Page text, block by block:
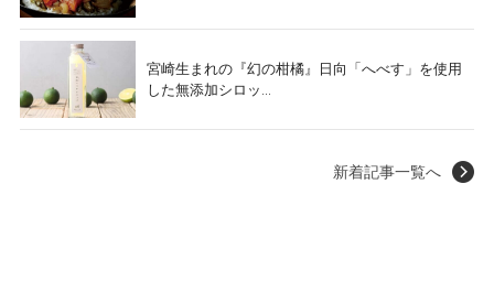
宮崎生まれの『幻の柑橘』日向「へべす」を使用
した無添加シロッ...
新着記事一覧へ